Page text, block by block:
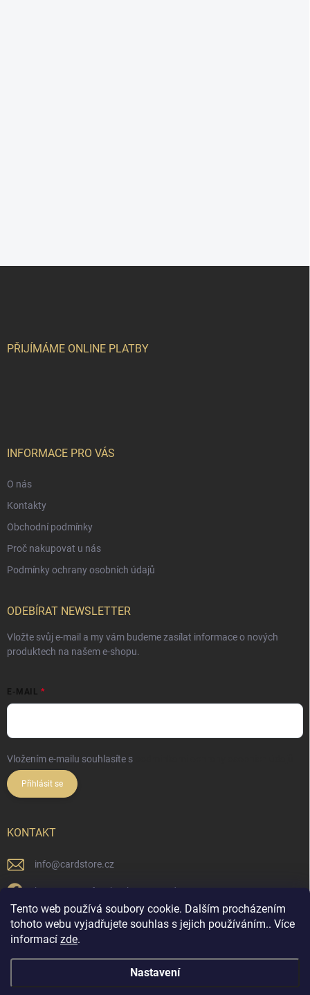
Tento web používá soubory cookie. Dalším procházením
tohoto webu vyjadřujete souhlas s jejich používáním.. Více
informací zde.
Nastavení
PŘIJÍMÁME ONLINE PLATBY
INFORMACE PRO VÁS
O nás
Kontakty
Obchodní podmínky
Proč nakupovat u nás
Podmínky ochrany osobních údajů
ODEBÍRAT NEWSLETTER
Vložte svůj e-mail a my vám budeme zasílat informace o nových
produktech na našem e-shopu.
E-MAIL
Vložením e-mailu souhlasíte s
Přihlásit se
KONTAKT
info@cardstore.cz
https://www.facebook.com/cardstorecz
cardstore.cz/
@cardstore.cz/